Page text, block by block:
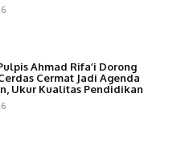
Ahmad Rifa’i Dorong
Cermat Jadi Agenda
Ukur Kualitas Pendidikan